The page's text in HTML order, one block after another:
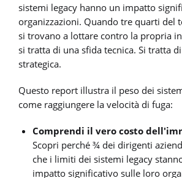
sistemi legacy hanno un impatto
organizzazioni. Quando tre quarti del
si trovano a lottare contro la propria
si tratta di una sfida tecnica. Si tratta
strategica.
Questo report illustra il peso dei
come raggiungere la velocità di fuga:
Comprendi il vero costo
Scopri perché ¾ dei dirigenti
che i limiti dei sistemi legacy
impatto significativo sulle loro